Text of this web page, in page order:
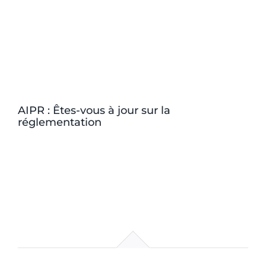
AIPR : Êtes-vous à jour sur la
réglementation